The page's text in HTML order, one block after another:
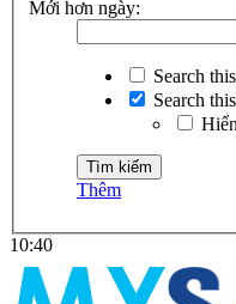
Mới hơn ngày:
Search
Search
Thêm
10:40